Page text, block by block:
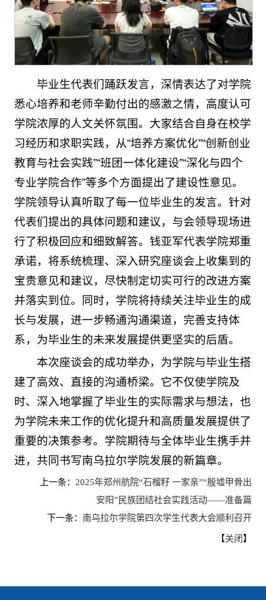
毕业生代表们踊跃发言，深情表达了对学院
悉心培养和老师辛勤付出的感激之情，高度认可
学院浓厚的人文关怀氛围。大家结合自身在校学
习经历和求职实践，从“培养方案优化”“创新创业
教育与社会实践”“班团一体化建设”“深化与四个
专业学院合作”等多个方面提出了建设性意见。
学院领导认真听取了每一位毕业生的发言。针对
代表们提出的具体问题和建议，与会领导现场进
行了积极回应和细致解答。钱亚军代表学院郑重
承诺，将系统梳理、深入研究座谈会上收集到的
宝贵意见和建议，尽快制定切实可行的改进方案
并落实到位。同时，学院将持续关注毕业生的成
长与发展，进一步畅通沟通渠道，完善支持体
系，为毕业生的未来发展提供更坚实的后盾。
本次座谈会的成功举办，为学院与毕业生搭
建了高效、直接的沟通桥梁。它不仅使学院及
时、深入地掌握了毕业生的实际需求与想法，也
为学院未来工作的优化提升和高质量发展提供了
重要的决策参考。学院期待与全体毕业生携手并
进，共同书写南乌拉尔学院发展的新篇章。
上一条： 2025年郑州航院“石榴籽 一家亲”“殷墟甲骨出
安阳”民族团结社会实践活动——准备篇
下一条： 南乌拉尔学院第四次学生代表大会顺利召开
【关闭 】